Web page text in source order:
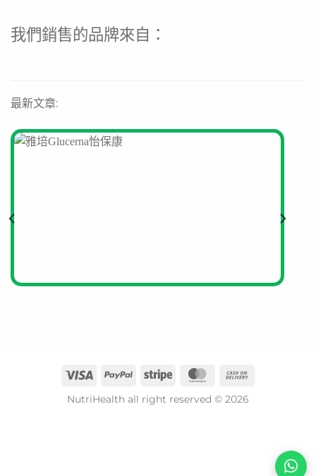
我們銷售的品牌來自：
最新文章:
NutriHealth all right reserved © 2026